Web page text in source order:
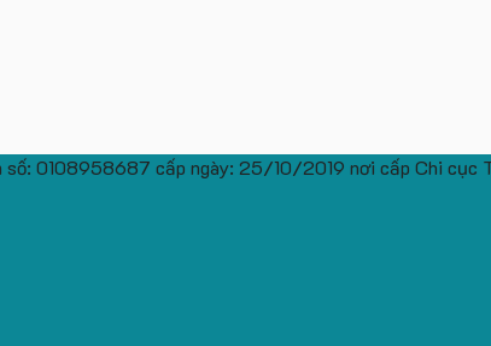
số: 0108958687 cấp ngày: 25/10/2019 nơi cấp Chi cục